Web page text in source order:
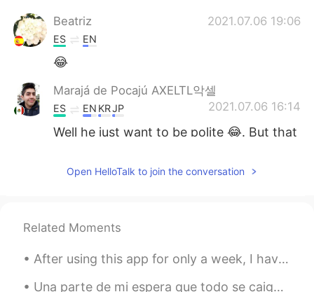
Beatriz 2021.07.06 19:06
ES EN
😂
Marajá de Pocajú AXELTL악셀
2021.07.06 16:14
ES EN KRJP
Well he just want to be polite 😂. But that
your language. Just remember he is being
😂
Yurani 2021.07.06 01:50
Open HelloTalk to join the conversation
Related Moments
After using this app for only a week, I have met so many great people that are genuinely interest...
Una parte de mi espera que todo se caiga debido al Coronavirus. La verdad es que si ves al mundo,...